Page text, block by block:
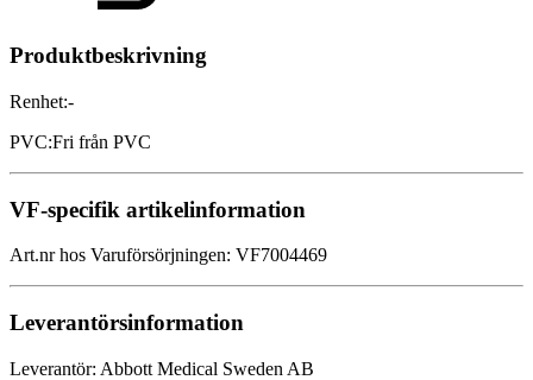
Produktbeskrivning
Renhet:-
PVC:Fri från PVC
VF-specifik artikelinformation
Art.nr hos Varuförsörjningen: VF7004469
Leverantörsinformation
Leverantör: Abbott Medical Sweden AB